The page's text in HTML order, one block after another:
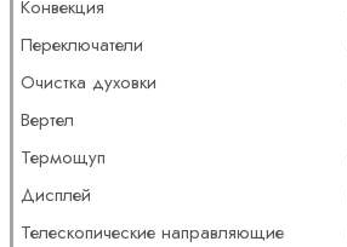
Конвекция
Переключатели
Очистка духовки
Вертел
Термощуп
Дисплей
Телескопические направляющие